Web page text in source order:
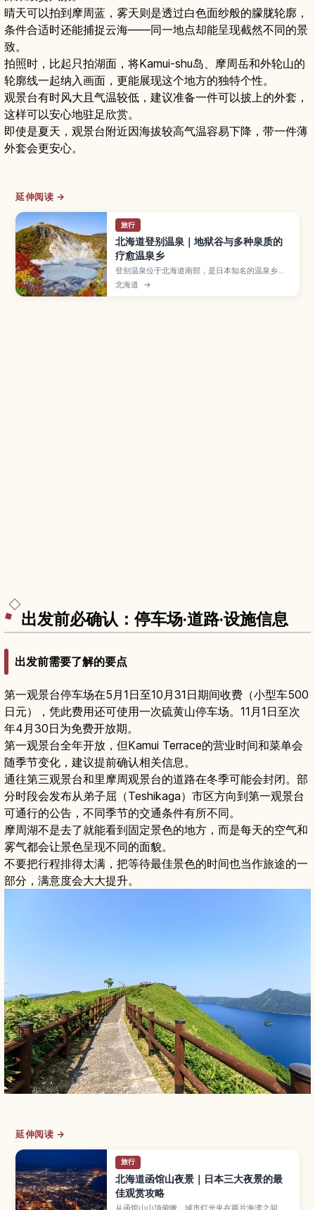
晴天可以拍到摩周蓝，雾天则是透过白色面纱般的朦胧轮廓，
条件合适时还能捕捉云海——同一地点却能呈现截然不同的景
致。
拍照时，比起只拍湖面，将Kamui-shu岛、摩周岳和外轮山的
轮廓线一起纳入画面，更能展现这个地方的独特个性。
观景台有时风大且气温较低，建议准备一件可以披上的外套，
这样可以安心地驻足欣赏。
即使是夏天，观景台附近因海拔较高气温容易下降，带一件薄
外套会更安心。
延伸阅读 →
旅行
北海道登别温泉｜地狱谷与多种泉质的
疗愈温泉乡
登别温泉位于北海道南部，是日本知名的温泉乡之
一，温泉水来自被称为“地狱谷”的火山地形。文章
介绍多达9种不同泉质及其功效、温泉街住宿与日归
北海道 →
出发前必确认：停车场·道路·设施信息
出发前需要了解的要点
第一观景台停车场在5月1日至10月31日期间收费（小型车500
日元），凭此费用还可使用一次硫黄山停车场。11月1日至次
年4月30日为免费开放期。
第一观景台全年开放，但Kamui Terrace的营业时间和菜单会
随季节变化，建议提前确认相关信息。
通往第三观景台和里摩周观景台的道路在冬季可能会封闭。部
分时段会发布从弟子屈（Teshikaga）市区方向到第一观景台
可通行的公告，不同季节的交通条件有所不同。
摩周湖不是去了就能看到固定景色的地方，而是每天的空气和
雾气都会让景色呈现不同的面貌。
不要把行程排得太满，把等待最佳景色的时间也当作旅途的一
部分，满意度会大大提升。
延伸阅读 →
旅行
北海道函馆山夜景｜日本三大夜景的最
佳观赏攻略
从函馆山山顶俯瞰，城市灯光夹在两片海湾之间，